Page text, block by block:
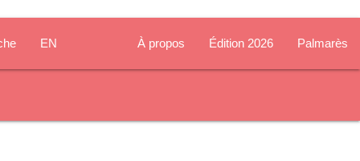
À propos Édition 2026 Palmarès
EN